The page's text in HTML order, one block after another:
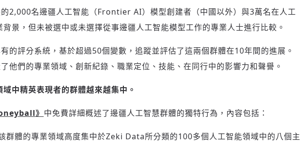
入或註冊
歡迎您加入《旭時報》
掌握國際政經脈動
參與下一波全球科技革命
入 Email 驗證碼
請輸入發送到的驗證碼
(十分鐘內有效)
2,000名邊疆人工智能（Frontier AI）模型創建者（中國以外）與3萬名在人工
景，但未被選中或未選擇從事邊疆人工智能模型工作的專業人士進行比較。
的評分系統，基於超過50個變數，追蹤並評估了這兩個群體在10年間的進展。
他們的專業領域、創新紀錄、職業定位、技能、在同行中的影響力和聲譽。
中精英表現者的群體越來越集中。
》 中免費詳細概述了邊疆人工智慧群體的獨特行為，內容包括：
群體的專業領域高度集中於Zeki Data所分類的100多個人工智能領域中的八個主